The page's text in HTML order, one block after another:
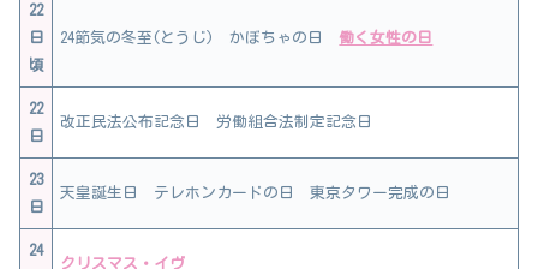
22
日
頃
24節気の冬至(とうじ) かぼちゃの日 働く女性の日
22
日
改正民法公布記念日 労働組合法制定記念日
23
日
天皇誕生日 テレホンカードの日 東京タワー完成の日
24
クリスマス・イヴ